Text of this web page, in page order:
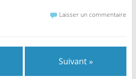
Laisser un commentaire
Suivant »